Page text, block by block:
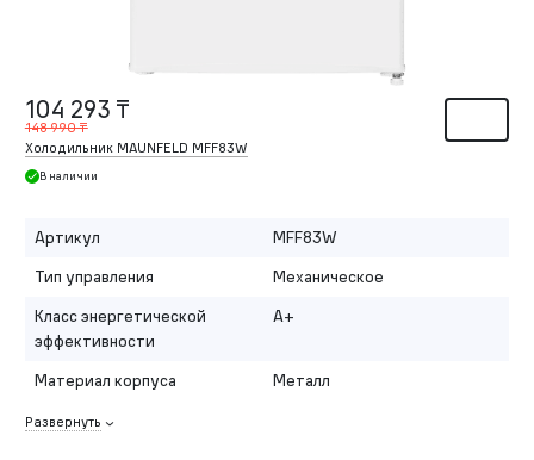
104 293 ₸
148 990 ₸
Холодильник MAUNFELD MFF83W
В наличии
Артикул
MFF83W
Тип управления
Механическое
Класс энергетической
эффективности
A+
Материал корпуса Металл
Развернуть